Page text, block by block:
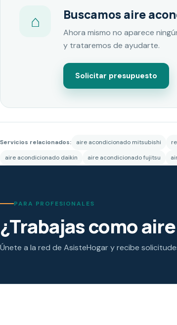
⌂ Buscamos aire
Ahora mismo no aparece
y trataremos de ayudarte.
Solicitar presupuesto
Servicios relacionados: aire acondicionado mitsubishi
aire acondicionado daikin
aire acondicionado fujitsu
PARA PROFESIONALES
¿Trabajas como
Únete a la red de AsisteHogar y recibe